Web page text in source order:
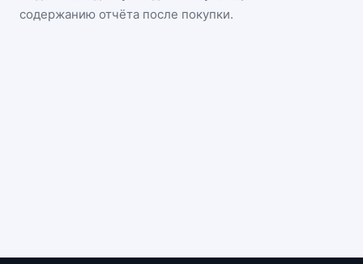
содержанию отчёта после покупки.